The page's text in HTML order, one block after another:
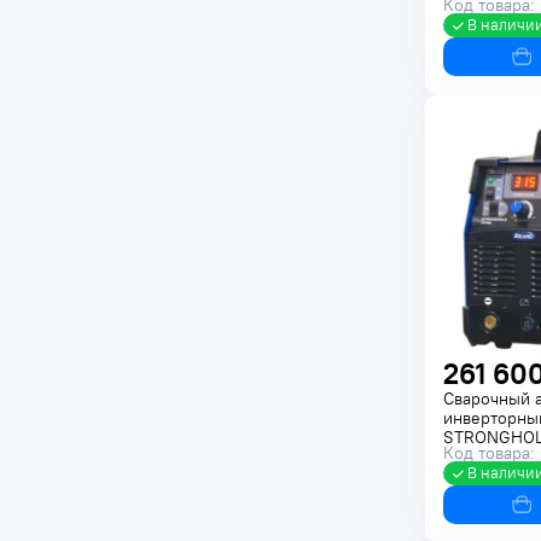
Код товара:
В
261
Сварочный
Код
В